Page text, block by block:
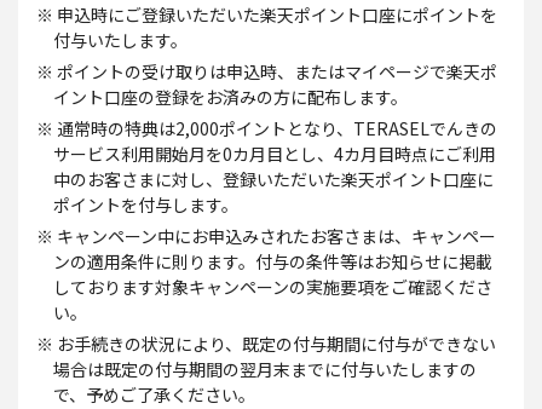
※ 申込時にご登録いただいた楽天ポイント口座にポイントを
付与いたします。
※ ポイントの受け取りは申込時、またはマイページで楽天ポ
イント口座の登録をお済みの方に配布します。
※ 通常時の特典は2,000ポイントとなり、TERASELでんきの
サービス利用開始月を0カ月目とし、4カ月目時点にご利用
中のお客さまに対し、登録いただいた楽天ポイント口座に
ポイントを付与します。
※ キャンペーン中にお申込みされたお客さまは、キャンペー
ンの適用条件に則ります。付与の条件等はお知らせに掲載
しております対象キャンペーンの実施要項をご確認くださ
い。
※ お手続きの状況により、既定の付与期間に付与ができない
場合は既定の付与期間の翌月末までに付与いたしますの
で、予めご了承ください。